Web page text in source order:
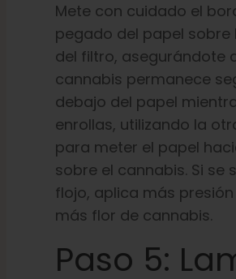
Mete con cuidado el
pegado del papel sobre
del filtro, asegurándote
cannabis permanece
debajo del papel
enrollas, utilizando la
para meter el papel
sobre el cannabis. Si se
flojo, aplica más
más flor de cannabis.
Paso 5: